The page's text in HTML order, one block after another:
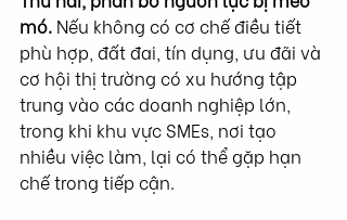
mó. Nếu không có cơ chế điều tiết
phù hợp, đất đai, tín dụng, ưu đãi và
cơ hội thị trường có xu hướng tập
trung vào các doanh nghiệp lớn,
trong khi khu vực SMEs, nơi tạo
nhiều việc làm, lại có thể gặp hạn
chế trong tiếp cận.